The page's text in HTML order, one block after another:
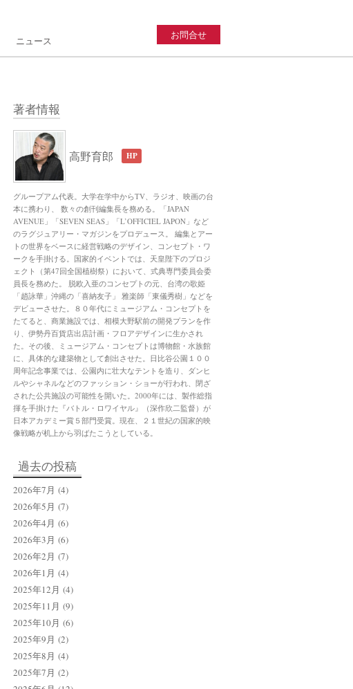
ニュース お問合せ
著者情報
高野育郎 HP
グループアム代表。大学在学中からTV、ラジオ、映画の台
本に携わり、 数々の創刊編集長を務める。「JAPAN
AVENUE」「SEVEN SEAS」「L’OFFICIEL JAPON」など
のラグジュアリー・マガジンをプロデュース。 編集とアー
トの世界をベースに経営戦略のデザイン、コンセプト・ワ
ークを手掛ける。国家的イベントでは、天皇陛下のプロジ
ェクト（第47回全国植樹祭）において、式典専門委員会委
員長を務めた。 脱欧入亜のコンセプトの元、台湾の歌姫
「趙詠華」沖縄の「喜納友子」 雅楽師「東儀秀樹」などを
デビューさせた。８０年代にミュージアム・コンセプトを
たてると、商業施設では、相模大野駅前の開発プランを作
り、伊勢丹百貨店出店計画・フロアデザインに生かされ
た。その後、ミュージアム・コンセプトは博物館・水族館
に、具体的な建築物として創出させた。日比谷公園１００
周年記念事業では、公園内に壮大なテントを造り、ダンヒ
ルやシャネルなどのファッション・ショーが行われ、閉ざ
された公共施設の可能性を開いた。2000年には、製作総指
揮を手掛けた『バトル・ロワイヤル』（深作欣二監督）が
日本アカデミー賞５部門受賞。現在、２１世紀の国家的映
像戦略が机上から羽ばたこうとしている。
過去の投稿
2026年7月 (4)
2026年5月 (7)
2026年4月 (6)
2026年3月 (6)
2026年2月 (7)
2026年1月 (4)
2025年12月 (4)
2025年11月 (9)
2025年10月 (6)
2025年9月 (2)
2025年8月 (4)
2025年7月 (2)